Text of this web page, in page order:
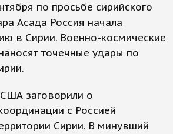
по просьбе сирийского
Асада Россия начала
в Сирии. Военно-космические
точечные удары по
заговорили о
с Россией
Сирии. В минувший